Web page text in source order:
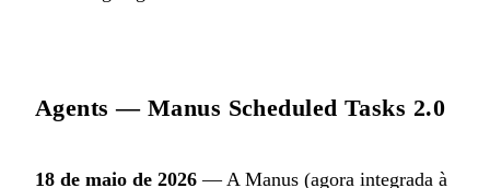
Agents — Manus Scheduled Tasks 2.0
18 de maio de 2026 — A Manus (agora integrada à